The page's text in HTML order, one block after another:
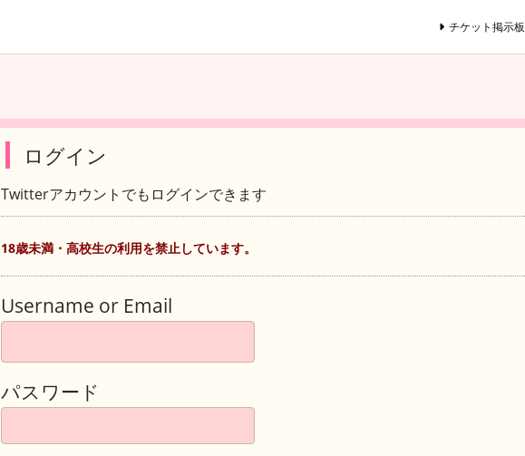
チケット掲示板
ログイン
Twitterアカウントでもログインできます
18歳未満・高校生の利用を禁止しています。
Username or Email
パスワード